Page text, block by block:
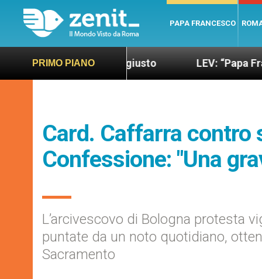
PAPA FRANCESCO
PRIMO PIANO
più sano e giusto LEV: “Papa Francesco.
Card. Caffarra
Confessione: "Una
L’arcivescovo di Bologna protesta
puntate da un noto quotidiano,
Sacramento